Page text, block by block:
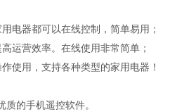
电器都可以在线控制，简单易用；
运营效率。在线使用非常简单；
使用，支持各种类型的家用电器！
的手机遥控软件。